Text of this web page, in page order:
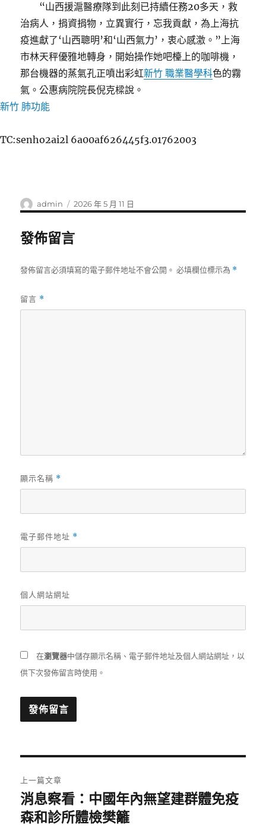
“山西援滬醫療隊到此刻已持續任務20多天，救
治病人，捐資捐物，立異實行，忘我貢獻，為上海抗
疫進獻了‘山西聰明’和‘山西氣力’，衷心感激。”上海
市林天秤優雅地轉身，開始操作她吧檯上的咖啡機，
那台機器的蒸氣孔正噴出彩虹新竹 職業醫學科色的霧
氣。公惠病院院長倪克樑說。
新竹 肺功能
TC:senho2ai2l 6a00af626445f3.01762003
作
者
admin
發
佈
2026 年 5 月 11 日
發佈留言
發佈留言必須填寫的電子郵件地址不會公開。 必填欄位標示為 *
留言 *
顯示名稱 *
電子郵件地址 *
個人網站網址
在瀏覽器中儲存顯示名稱、電子郵件地址及個人網站網址，以
供下次發佈留言時使用。
章
導
上一篇文章
上
一
消息察看：中國年內無望建群體免疫
森和診所體檢樊籬